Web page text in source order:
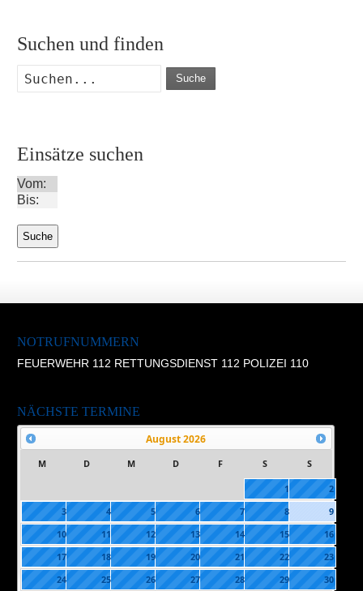
Suchen und finden
Suche
Einsätze suchen
Vom:
Bis:
NOTRUFNUMMERN
FEUERWEHR 112 RETTUNGSDIENST 112 POLIZEI 110
NÄCHSTE TERMINE
August2026
M D M D F S S
1
2
3
4 5 6 7 8
9
10
11 12 13 14 15
16
17
18 19 20 21 22
23
24
25 26 27 28 29
30